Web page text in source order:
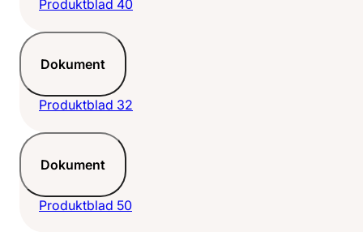
Produktblad 40
Dokument
Produktblad 32
Dokument
Produktblad 50